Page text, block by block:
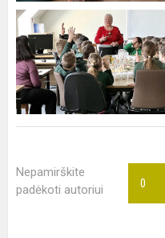
Nepamirškite
padėkoti autoriui
0